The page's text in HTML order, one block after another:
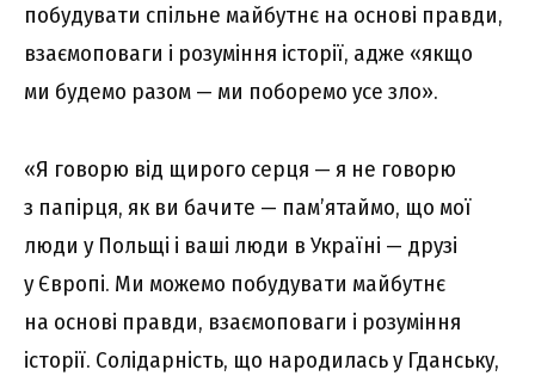
побудувати спільне майбутнє на основі правди,
взаємоповаги і розуміння історії, адже «якщо
ми будемо разом — ми поборемо усе зло».
«Я говорю від щирого серця — я не говорю
з папірця, як ви бачите — пам’ятаймо, що мої
люди у Польщі і ваші люди в Україні — друзі
у Європі. Ми можемо побудувати майбутнє
на основі правди, взаємоповаги і розуміння
історії. Солідарність, що народилась у Гданську,